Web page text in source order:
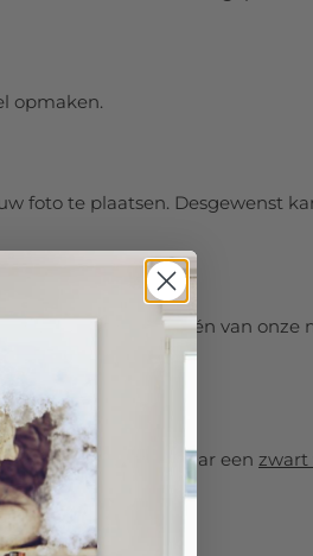
opmaken.
foto te plaatsen. Desgewenst
deze als afdruk op één van onze
omzetten naar een